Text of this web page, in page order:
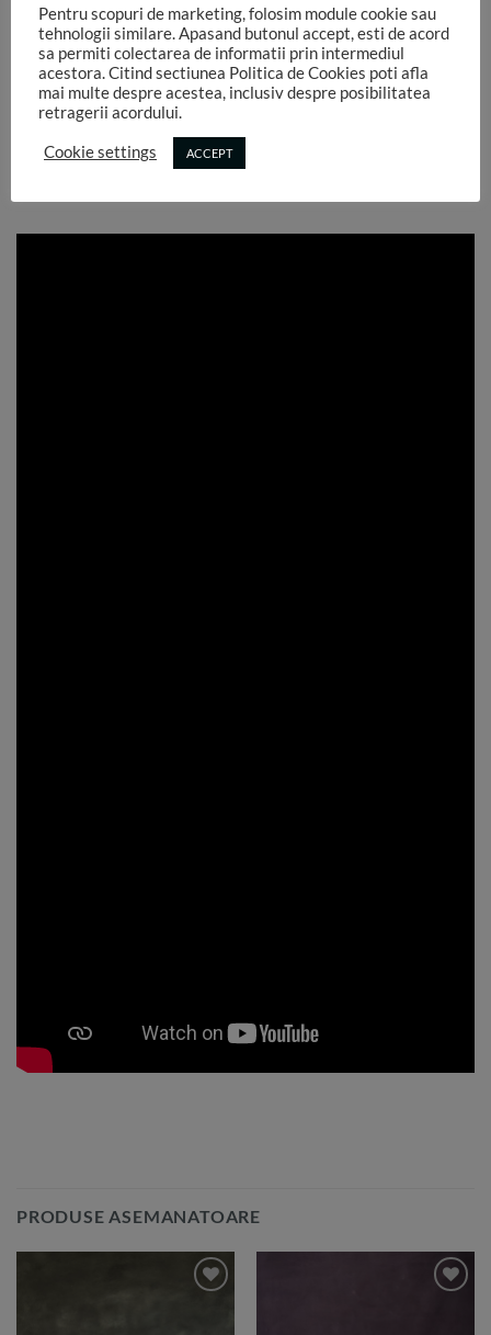
culorile pot sa difere in realitate.
Am atasat un chart de culori care poate sa ajute mai bine la
identificarea nuantelor.
Daca cumva gasiti denumiri identice, va rog sa comandati
culoarea pe care o vedeti in imaginea respectiva, tinand
cont de cifra nu de denumire!
PRODUSE ASEMANATOARE
Pentru scopuri de marketing, folosim module cookie sau
tehnologii similare. Apasand butonul accept, esti de acord
sa permiti colectarea de informatii prin intermediul
acestora. Citind sectiunea Politica de Cookies poti afla
mai multe despre acestea, inclusiv despre posibilitatea
retragerii acordului.
Cookie settings ACCEPT